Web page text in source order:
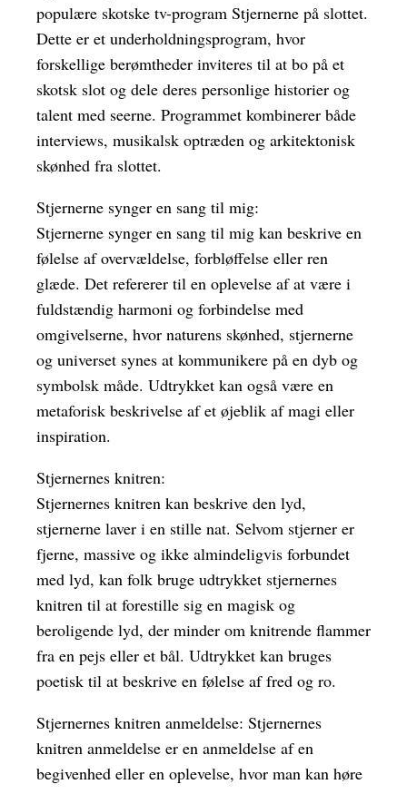
populære skotske tv-program Stjernerne på slottet.
Dette er et underholdningsprogram, hvor
forskellige berømtheder inviteres til at bo på et
skotsk slot og dele deres personlige historier og
talent med seerne. Programmet kombinerer både
interviews, musikalsk optræden og arkitektonisk
skønhed fra slottet.
Stjernerne synger en sang til mig:
Stjernerne synger en sang til mig kan beskrive en
følelse af overvældelse, forbløffelse eller ren
glæde. Det refererer til en oplevelse af at være i
fuldstændig harmoni og forbindelse med
omgivelserne, hvor naturens skønhed, stjernerne
og universet synes at kommunikere på en dyb og
symbolsk måde. Udtrykket kan også være en
metaforisk beskrivelse af et øjeblik af magi eller
inspiration.
Stjernernes knitren:
Stjernernes knitren kan beskrive den lyd,
stjernerne laver i en stille nat. Selvom stjerner er
fjerne, massive og ikke almindeligvis forbundet
med lyd, kan folk bruge udtrykket stjernernes
knitren til at forestille sig en magisk og
beroligende lyd, der minder om knitrende flammer
fra en pejs eller et bål. Udtrykket kan bruges
poetisk til at beskrive en følelse af fred og ro.
Stjernernes knitren anmeldelse: Stjernernes
knitren anmeldelse er en anmeldelse af en
begivenhed eller en oplevelse, hvor man kan høre